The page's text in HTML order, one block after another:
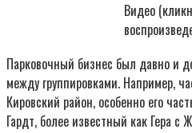
Видео
Парковочный бизнес был давно и
между группировками. Например,
Кировский район, особенно его
Гардт, более известный как Гера